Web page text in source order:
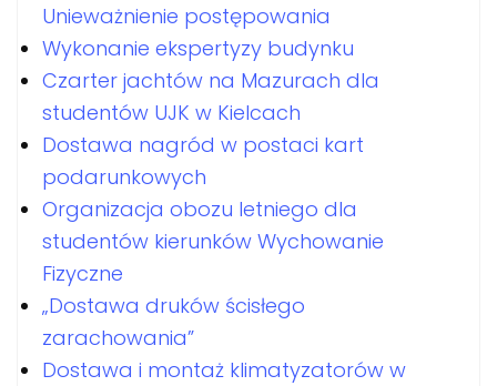
Unieważnienie postępowania
Wykonanie ekspertyzy budynku
Czarter jachtów na Mazurach dla
studentów UJK w Kielcach
Dostawa nagród w postaci kart
podarunkowych
Organizacja obozu letniego dla
studentów kierunków Wychowanie
Fizyczne
„Dostawa druków ścisłego
zarachowania”
Dostawa i montaż klimatyzatorów w